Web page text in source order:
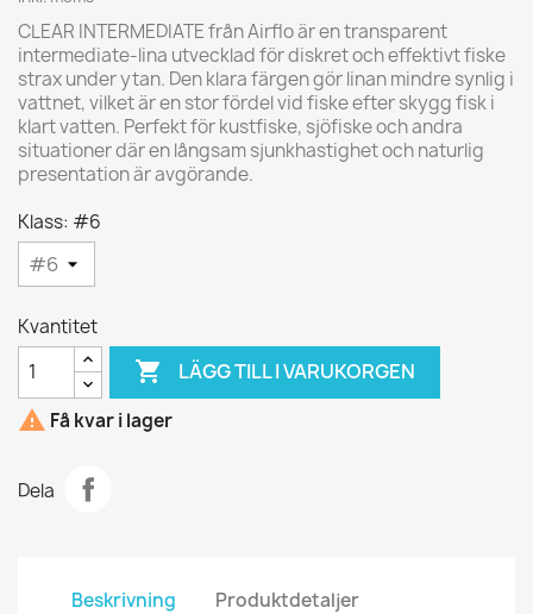
CLEAR INTERMEDIATE frånAirfloär en transparent
intermediate-lina utvecklad för diskret och effektivt fiske
strax under ytan. Den klara färgen gör linan mindre synlig i
vattnet, vilket är en stor fördel vid fiske efter skygg fisk i
klart vatten. Perfekt för kustfiske, sjöfiske och andra
situationer där en långsam sjunkhastighet och naturlig
presentation är avgörande.
Klass: #6
Kvantitet
 LÄGG TILL I VARUKORGEN
 Få kvar i lager
Dela
Beskrivning Produktdetaljer